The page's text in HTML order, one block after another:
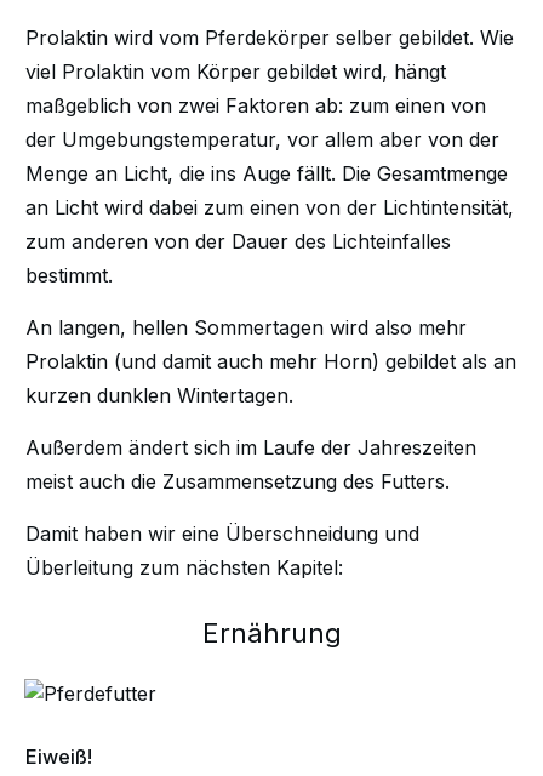
Prolaktin wird vom Pferdekörper selber gebildet. Wie
viel Prolaktin vom Körper gebildet wird, hängt
maßgeblich von zwei Faktoren ab: zum einen von
der Umgebungstemperatur, vor allem aber von der
Menge an Licht, die ins Auge fällt. Die Gesamtmenge
an Licht wird dabei zum einen von der Lichtintensität,
zum anderen von der Dauer des Lichteinfalles
bestimmt.
An langen, hellen Sommertagen wird also mehr
Prolaktin (und damit auch mehr Horn) gebildet als an
kurzen dunklen Wintertagen.
Außerdem ändert sich im Laufe der Jahreszeiten
meist auch die Zusammensetzung des Futters.
Damit haben wir eine Überschneidung und
Überleitung zum nächsten Kapitel:
Ernährung
Eiweiß!